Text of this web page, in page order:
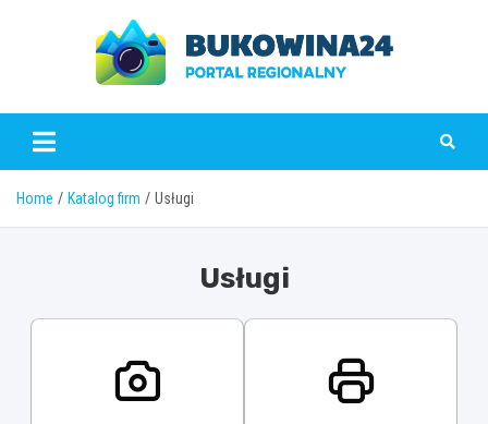
www.bukowina24.pl
Home Katalog firm Usługi
Usługi